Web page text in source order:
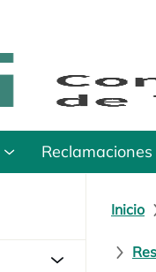
Reclamaciones
Inicio